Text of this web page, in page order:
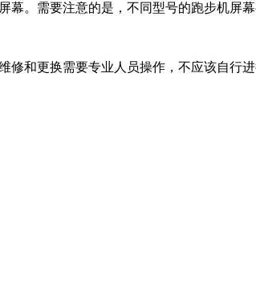
。需要注意的是，不同型号的跑步机屏
和更换需要专业人员操作，不应该自行